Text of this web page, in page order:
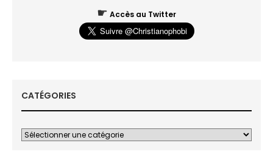
☛ Accès au Twitter
CATÉGORIES